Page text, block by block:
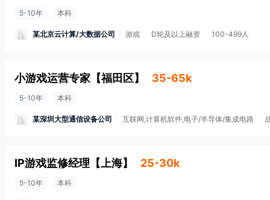
5-10年 本科
某北京云计算/大数据公司 游戏 D轮及以上融资 100-499人
小游戏运营专家 【福田区】 35-65k
5-10年 本科
某深圳大型通信设备公司 互联网,计算机软件,电子/半导体/集成电路
IP游戏监修经理 【 上海】 25-30k
5-10年 本科